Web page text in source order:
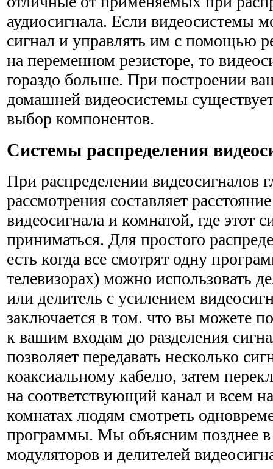
аудиосигнала. Если видеосистемы
сигнал и управлять им с помощью
на перемен­ном резисторе, то
гораздо больше. При построении
домашней видеосистемы
выбор компонентов.
Системы распределения
При распределении видеосигналов
рассмотрения составляет
видеосигнала и комнатой, где этот
приниматься. Для простого
есть когда все смотрят одну
телевизорах) можно использовать
или делитель с усилением
заключается в том. что вы можете
к вашим входам до разделения
позволяет передавать несколько
коаксиальному кабелю, затем
на соответствующий канал и всем
комнатах людям смотреть
программы. Мы объясним позднее в
модуляторов и делителей